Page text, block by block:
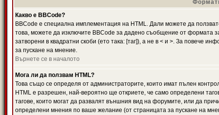
Какво е BBCode?
BBCode е специална имплементация на HTML. Дали можете да
това, можете да изключите BBCode за дадено съобщение от формата
затворени в квадратни скоби (ето така: [таг]), а не в < и >. За повече
за пускане на мнение.
Върнете се в началото
Мога ли да ползвам HTML?
Това също се определя от администраторите, които имат пълен
HTML е разрешен, най-вероятно ще откриете, че само определени
тагове, които могат да развалят външния вид на форумите, или да
определени мнения по ваше желание (от страницата за пускане на